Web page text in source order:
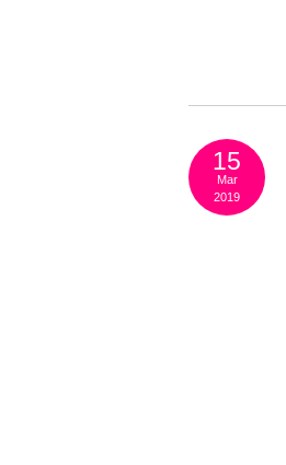
15
Mar
2019